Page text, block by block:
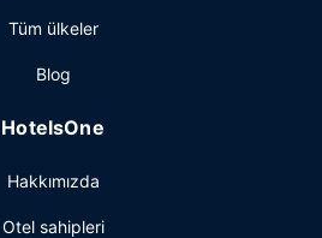
mevcuttur. Ücretsiz otopark
Tüm ülkeler
Blog
HotelsOne
Hakkımızda
Otel sahipleri